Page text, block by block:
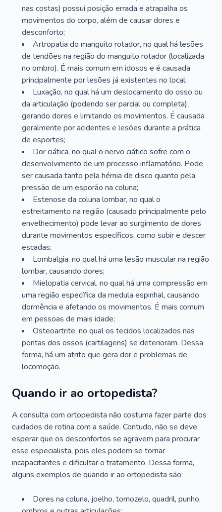
nas costas) possui posição errada e atrapalha os
movimentos do corpo, além de causar dores e
desconforto;
Artropatia do manguito rotador, no qual há lesões
de tendões na região do manguito rotador (localizada
no ombro). É mais comum em idosos e é causada
principalmente por lesões já existentes no local;
Luxação, no qual há um deslocamento do osso ou
da articulação (podendo ser parcial ou completa),
gerando dores e limitando os movimentos. É causada
geralmente por acidentes e lesões durante a prática
de esportes;
Dor ciática, no qual o nervo ciático sofre com o
desenvolvimento de um processo inflamatório. Pode
ser causada tanto pela hérnia de disco quanto pela
pressão de um esporão na coluna;
Estenose da coluna lombar, no qual o
estreitamento na região (causado principalmente pelo
envelhecimento) pode levar ao surgimento de dores
durante movimentos específicos, como subir e descer
escadas;
Lombalgia, no qual há uma lesão muscular na região
lombar, causando dores;
Mielopatia cervical, no qual há uma compressão em
uma região específica da medula espinhal, causando
dormência e afetando os movimentos. É mais comum
em pessoas de mais idade;
Osteoartrite, no qual os tecidos localizados nas
pontas dos ossos (cartilagens) se deterioram. Dessa
forma, há um atrito que gera dor e problemas de
locomoção.
Quando ir ao ortopedista?
A consulta com ortopedista não costuma fazer parte dos
cuidados de rotina com a saúde. Contudo, não se deve
esperar que os desconfortos se agravem para procurar
esse especialista, pois eles podem se tornar
incapacitantes e dificultar o tratamento. Dessa forma,
alguns exemplos de quando ir ao ortopedista são:
Dores na coluna, joelho, tornozelo, quadril, punho,